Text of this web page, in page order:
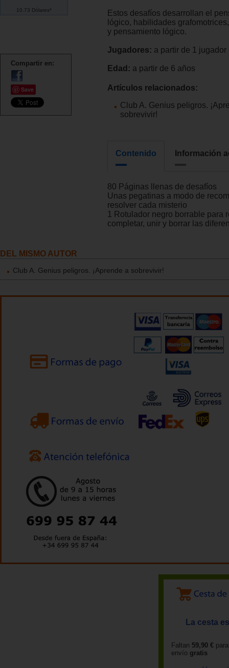
10.73 Dólares*
Compartir en:
Save
Estos desafíos desarrollan el
lógico, habilidades
y pensamiento lógico.
Jugadores: a partir de 1 jugador
Edad: a partir de 6 años
Artículos relacionados:
Club A. Genius peligros.
sobrevivir!
Contenido Información
80 Páginas llenas de desafíos
Unas pegatinas a modo de
resolver cada misterio
1 Rotulador negro borrable para
completar, unir y borrar las
DEL MISMO AUTOR
Club A. Genius peligros. ¡Aprende a sobrevivir!
La cesta
Faltan 59,90 €
envío gratis